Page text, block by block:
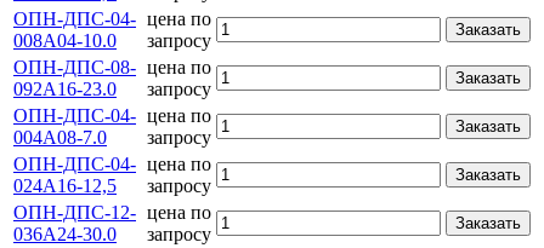
ОПН-ДПС-04-
008А04-10.0
цена по
запросу
Заказать
ОПН-ДПС-08-
092А16-23.0
цена по
запросу
Заказать
ОПН-ДПС-04-
004А08-7.0
цена по
запросу
Заказать
ОПН-ДПС-04-
024А16-12,5
цена по
запросу
Заказать
ОПН-ДПС-12-
036А24-30.0
цена по
запросу
Заказать